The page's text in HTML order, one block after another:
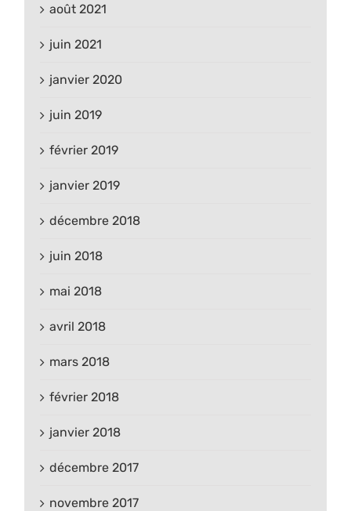
août 2021
juin 2021
janvier 2020
juin 2019
février 2019
janvier 2019
décembre 2018
juin 2018
mai 2018
avril 2018
mars 2018
février 2018
janvier 2018
décembre 2017
novembre 2017